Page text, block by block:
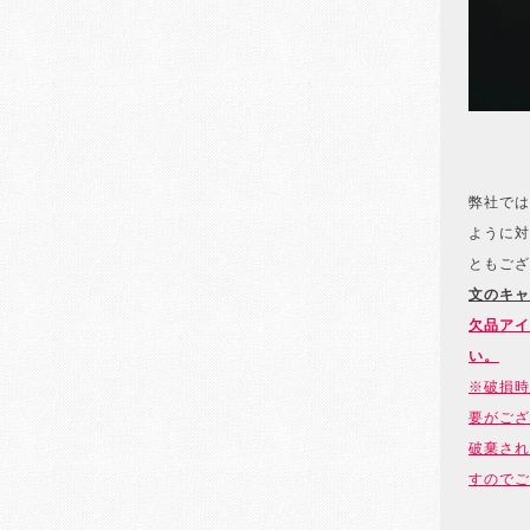
弊社で
ように
ともご
文のキ
欠品ア
い。
※破損時
要がご
破棄さ
すので